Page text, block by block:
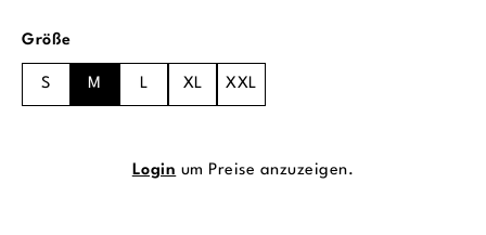
Größeauswählen
S M L XL XXL
Login um Preise anzuzeigen.